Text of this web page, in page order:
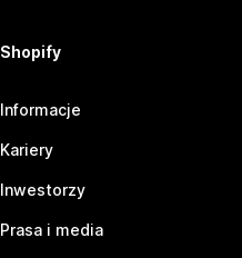
Shopify
Informacje
Kariery
Inwestorzy
Prasa i media